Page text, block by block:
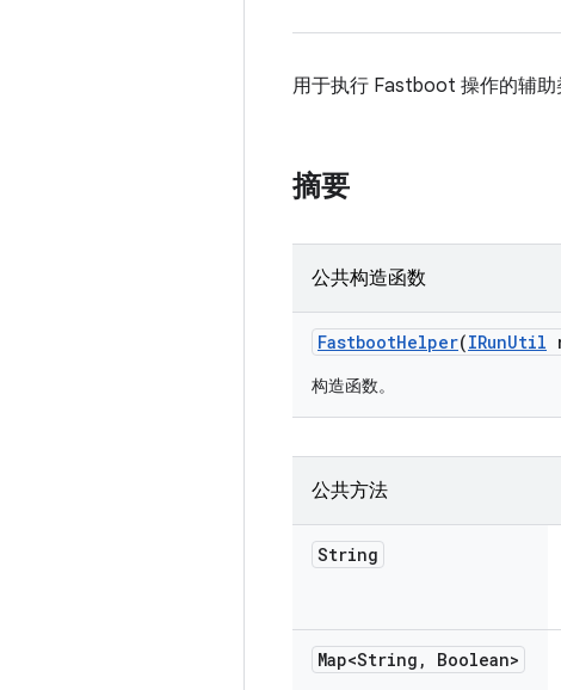
用于执行 Fastboot 操作的辅助
摘要
公共构造函数
FastbootHelper(IRunUtil
构造函数。
公共方法
String
Map<String , Boolean>